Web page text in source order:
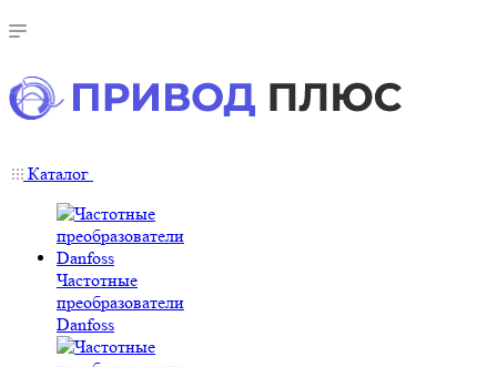
Каталог
Частотные
преобразователи
Danfoss